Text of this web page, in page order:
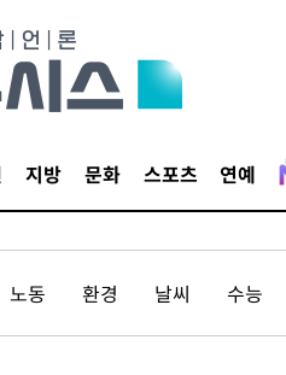
지방 문화 스포츠 연예
노동 환경 날씨 수능